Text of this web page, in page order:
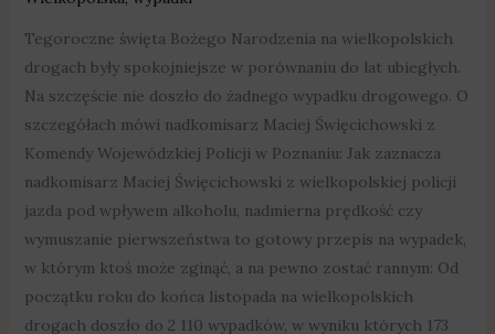
Tegoroczne święta Bożego Narodzenia na wielkopolskich
drogach były spokojniejsze w porównaniu do lat ubiegłych.
Na szczęście nie doszło do żadnego wypadku drogowego. O
szczegółach mówi nadkomisarz Maciej Święcichowski z
Komendy Wojewódzkiej Policji w Poznaniu: Jak zaznacza
nadkomisarz Maciej Święcichowski z wielkopolskiej policji
jazda pod wpływem alkoholu, nadmierna prędkość czy
wymuszanie pierwszeństwa to gotowy przepis na wypadek,
w którym ktoś może zginąć, a na pewno zostać rannym: Od
początku roku do końca listopada na wielkopolskich
drogach doszło do 2 110 wypadków, w wyniku których 173